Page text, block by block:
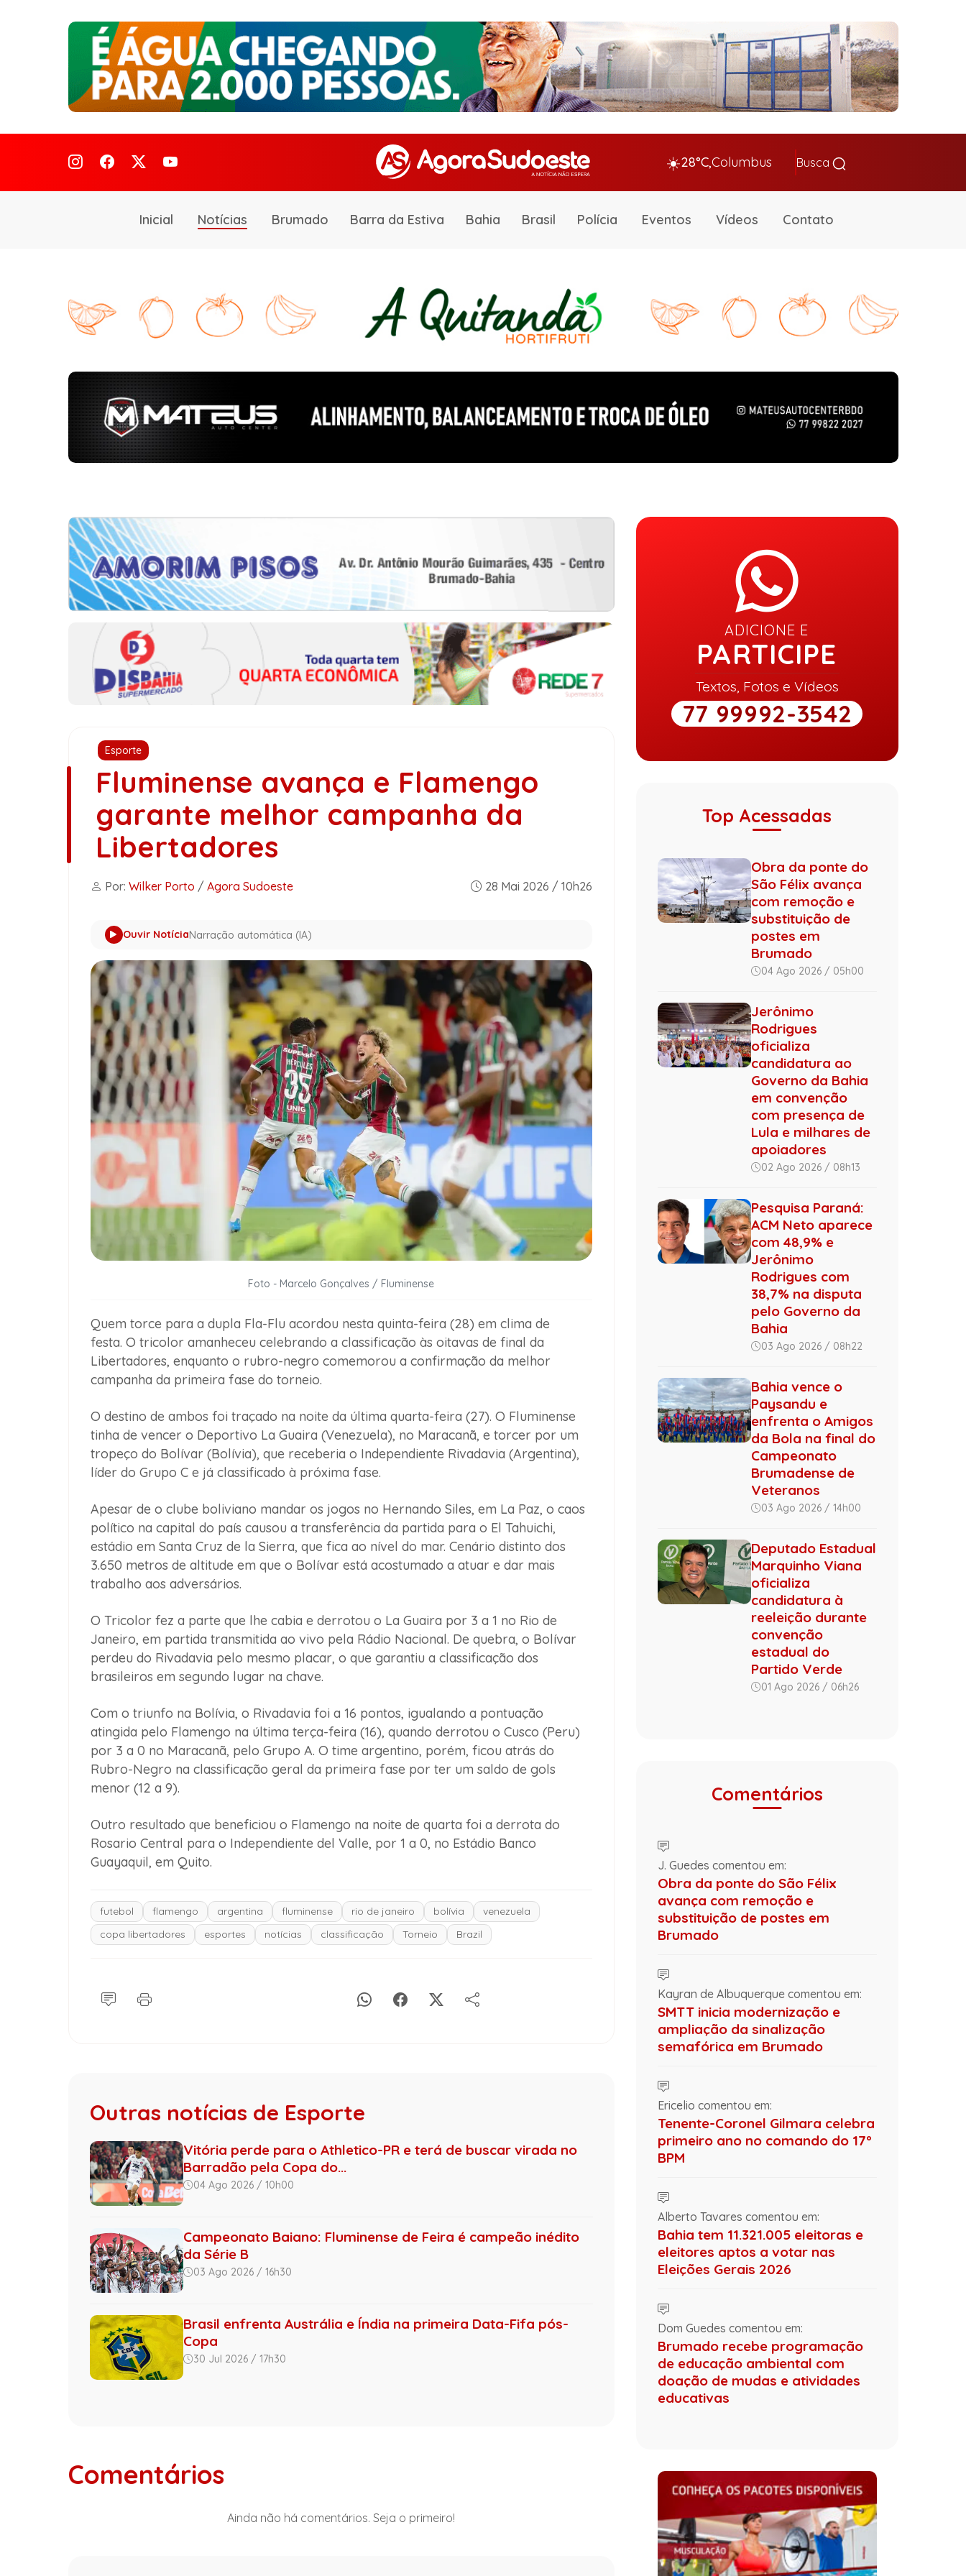
☀️28°C,Columbus Busca
Inicial Notícias Brumado Barra da Estiva Bahia Brasil Polícia Eventos Vídeos Contato
Esporte
Fluminense avança e Flamengo
garante melhor campanha da
Libertadores
Por: Wilker Porto / Agora Sudoeste 28 Mai 2026 / 10h26
Ouvir NotíciaNarração automática (IA)
Foto - Marcelo Gonçalves / Fluminense
Quem torce para a dupla Fla-Flu acordou nesta quinta-feira (28) em clima de
festa. O tricolor amanheceu celebrando a classificação às oitavas de final da
Libertadores, enquanto o rubro-negro comemorou a confirmação da melhor
campanha da primeira fase do torneio.
O destino de ambos foi traçado na noite da última quarta-feira (27). O Fluminense
tinha de vencer o Deportivo La Guaira (Venezuela), no Maracanã, e torcer por um
tropeço do Bolívar (Bolívia), que receberia o Independiente Rivadavia (Argentina),
líder do Grupo C e já classificado à próxima fase.
Apesar de o clube boliviano mandar os jogos no Hernando Siles, em La Paz, o caos
político na capital do país causou a transferência da partida para o El Tahuichi,
estádio em Santa Cruz de la Sierra, que fica ao nível do mar. Cenário distinto dos
3.650 metros de altitude em que o Bolívar está acostumado a atuar e dar mais
trabalho aos adversários.
O Tricolor fez a parte que lhe cabia e derrotou o La Guaira por 3 a 1 no Rio de
Janeiro, em partida transmitida ao vivo pela Rádio Nacional. De quebra, o Bolívar
perdeu do Rivadavia pelo mesmo placar, o que garantiu a classificação dos
brasileiros em segundo lugar na chave.
Com o triunfo na Bolívia, o Rivadavia foi a 16 pontos, igualando a pontuação
atingida pelo Flamengo na última terça-feira (16), quando derrotou o Cusco (Peru)
por 3 a 0 no Maracanã, pelo Grupo A. O time argentino, porém, ficou atrás do
Rubro-Negro na classificação geral da primeira fase por ter um saldo de gols
menor (12 a 9).
Outro resultado que beneficiou o Flamengo na noite de quarta foi a derrota do
Rosario Central para o Independiente del Valle, por 1 a 0, no Estádio Banco
Guayaquil, em Quito.
futebol flamengo argentina fluminense rio de janeiro bolívia
venezuela
copa libertadores
esportes notícias classificação Torneio Brazil
Outras notícias de Esporte
Vitória perde para o Athletico-PR e terá de buscar virada no
Barradão pela Copa do...
04 Ago 2026 / 10h00
Campeonato Baiano: Fluminense de Feira é campeão inédito
da Série B
03 Ago 2026 / 16h30
Brasil enfrenta Austrália e Índia na primeira Data-Fifa pós-
Copa
30 Jul 2026 / 17h30
Comentários
Ainda não há comentários. Seja o primeiro!
ADICIONE E
PARTICIPE
Textos, Fotos e Vídeos
77 99992-3542
Top Acessadas
Obra da ponte do
São Félix avança
com remoção e
substituição de
postes em
Brumado
04 Ago 2026 / 05h00
Jerônimo
Rodrigues
oficializa
candidatura ao
Governo da Bahia
em convenção
com presença de
Lula e milhares de
apoiadores
02 Ago 2026 / 08h13
Pesquisa Paraná:
ACM Neto aparece
com 48,9% e
Jerônimo
Rodrigues com
38,7% na disputa
pelo Governo da
Bahia
03 Ago 2026 / 08h22
Bahia vence o
Paysandu e
enfrenta o Amigos
da Bola na final do
Campeonato
Brumadense de
Veteranos
03 Ago 2026 / 14h00
Deputado Estadual
Marquinho Viana
oficializa
candidatura à
reeleição durante
convenção
estadual do
Partido Verde
01 Ago 2026 / 06h26
Comentários
J. Guedes comentou em:
Obra da ponte do São Félix
avança com remoção e
substituição de postes em
Brumado
Kayran de Albuquerque comentou em:
SMTT inicia modernização e
ampliação da sinalização
semafórica em Brumado
Ericelio comentou em:
Tenente-Coronel Gilmara celebra
primeiro ano no comando do 17º
BPM
Alberto Tavares comentou em:
Bahia tem 11.321.005 eleitoras e
eleitores aptos a votar nas
Eleições Gerais 2026
Dom Guedes comentou em:
Brumado recebe programação
de educação ambiental com
doação de mudas e atividades
educativas